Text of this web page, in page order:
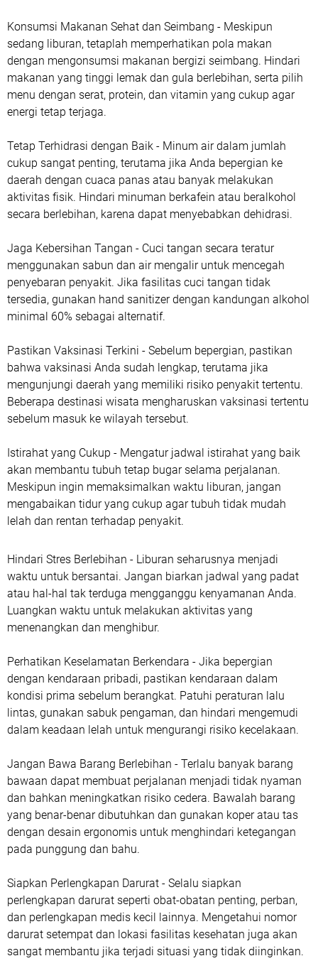
Konsumsi Makanan Sehat dan Seimbang - Meskipun
sedang liburan, tetaplah memperhatikan pola makan
dengan mengonsumsi makanan bergizi seimbang. Hindari
makanan yang tinggi lemak dan gula berlebihan, serta pilih
menu dengan serat, protein, dan vitamin yang cukup agar
energi tetap terjaga.
Tetap Terhidrasi dengan Baik - Minum air dalam jumlah
cukup sangat penting, terutama jika Anda bepergian ke
daerah dengan cuaca panas atau banyak melakukan
aktivitas fisik. Hindari minuman berkafein atau beralkohol
secara berlebihan, karena dapat menyebabkan dehidrasi.
Jaga Kebersihan Tangan - Cuci tangan secara teratur
menggunakan sabun dan air mengalir untuk mencegah
penyebaran penyakit. Jika fasilitas cuci tangan tidak
tersedia, gunakan hand sanitizer dengan kandungan alkohol
minimal 60% sebagai alternatif.
Pastikan Vaksinasi Terkini - Sebelum bepergian, pastikan
bahwa vaksinasi Anda sudah lengkap, terutama jika
mengunjungi daerah yang memiliki risiko penyakit tertentu.
Beberapa destinasi wisata mengharuskan vaksinasi tertentu
sebelum masuk ke wilayah tersebut.
Istirahat yang Cukup - Mengatur jadwal istirahat yang baik
akan membantu tubuh tetap bugar selama perjalanan.
Meskipun ingin memaksimalkan waktu liburan, jangan
mengabaikan tidur yang cukup agar tubuh tidak mudah
lelah dan rentan terhadap penyakit.
Hindari Stres Berlebihan - Liburan seharusnya menjadi
waktu untuk bersantai. Jangan biarkan jadwal yang padat
atau hal-hal tak terduga mengganggu kenyamanan Anda.
Luangkan waktu untuk melakukan aktivitas yang
menenangkan dan menghibur.
Perhatikan Keselamatan Berkendara - Jika bepergian
dengan kendaraan pribadi, pastikan kendaraan dalam
kondisi prima sebelum berangkat. Patuhi peraturan lalu
lintas, gunakan sabuk pengaman, dan hindari mengemudi
dalam keadaan lelah untuk mengurangi risiko kecelakaan.
Jangan Bawa Barang Berlebihan - Terlalu banyak barang
bawaan dapat membuat perjalanan menjadi tidak nyaman
dan bahkan meningkatkan risiko cedera. Bawalah barang
yang benar-benar dibutuhkan dan gunakan koper atau tas
dengan desain ergonomis untuk menghindari ketegangan
pada punggung dan bahu.
Siapkan Perlengkapan Darurat - Selalu siapkan
perlengkapan darurat seperti obat-obatan penting, perban,
dan perlengkapan medis kecil lainnya. Mengetahui nomor
darurat setempat dan lokasi fasilitas kesehatan juga akan
sangat membantu jika terjadi situasi yang tidak diinginkan.